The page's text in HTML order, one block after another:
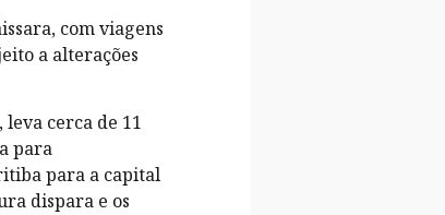
com viagens
a alterações
cerca de 11
para
para a capital
dispara e os